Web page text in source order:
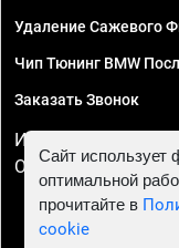
Удаление Сажевого
Чип Тюнинг BMW
Заказать Звонок
ИП Смирнов
ОГРНИП
Сайт
оптимальной
прочитайте в
cookie